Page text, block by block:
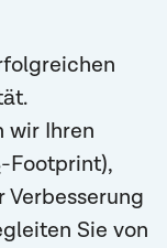
wir Ihren
Footprint),
Sie von